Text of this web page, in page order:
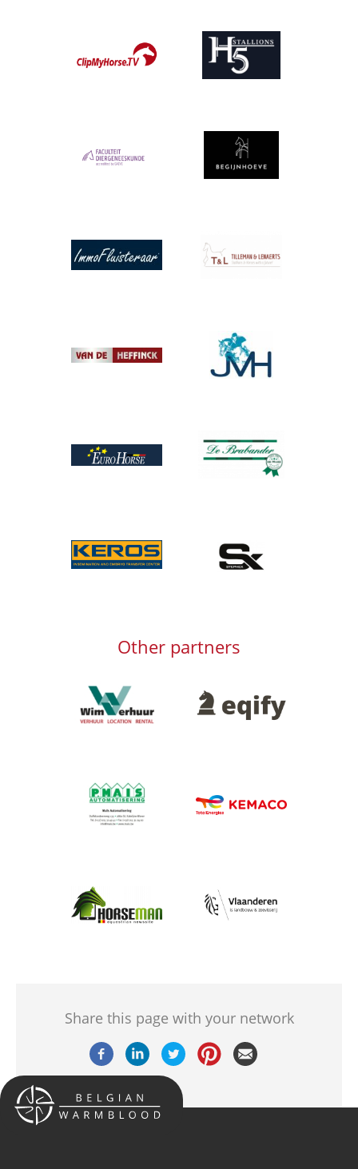
Afbeelding
Afbeelding Afbeelding
Afbeelding Afbeelding
Afbeelding
Afbeelding
Afbeelding
Afbeelding
Afbeelding
Afbeelding
Other partners
Afbeelding Afbeelding
Afbeelding
Afbeelding
Afbeelding Afbeelding
Share this page with your network